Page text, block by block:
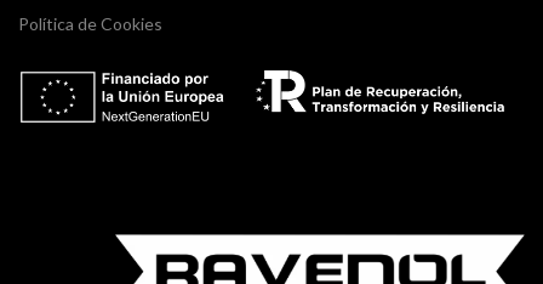
Política de Cookies